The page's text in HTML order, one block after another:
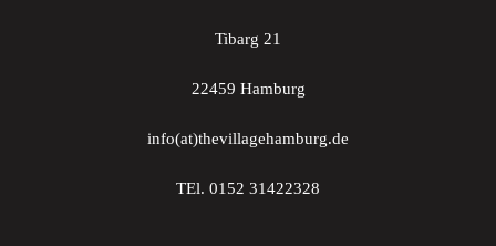
Tibarg 21
22459 Hamburg
info(at)thevillagehamburg.de
TEl. 0152 31422328